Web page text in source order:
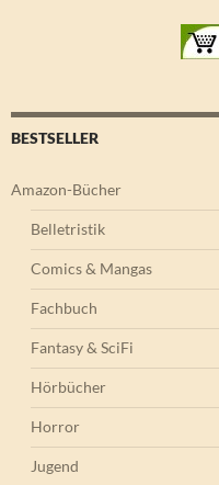
BESTSELLER
Amazon-Bücher
Belletristik
Comics & Mangas
Fachbuch
Fantasy & SciFi
Hörbücher
Horror
Jugend